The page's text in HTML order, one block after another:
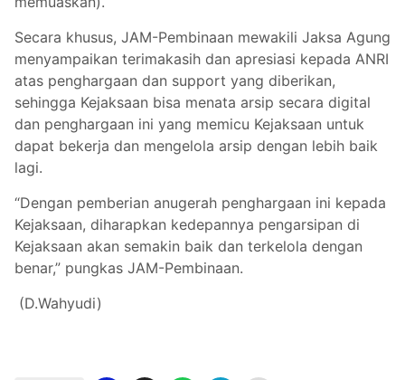
Secara khusus, JAM-Pembinaan mewakili Jaksa Agung
menyampaikan terimakasih dan apresiasi kepada ANRI
atas penghargaan dan support yang diberikan,
sehingga Kejaksaan bisa menata arsip secara digital
dan penghargaan ini yang memicu Kejaksaan untuk
dapat bekerja dan mengelola arsip dengan lebih baik
lagi.
“Dengan pemberian anugerah penghargaan ini kepada
Kejaksaan, diharapkan kedepannya pengarsipan di
Kejaksaan akan semakin baik dan terkelola dengan
benar,” pungkas JAM-Pembinaan.
(D.Wahyudi)